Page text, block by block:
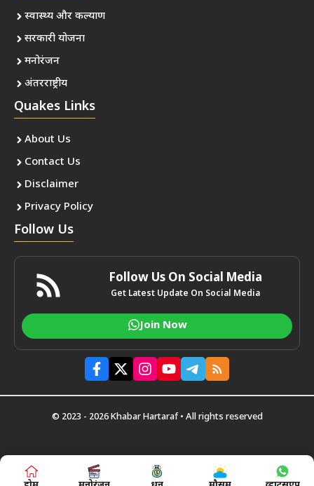
स्वास्थ्य और कल्याण
सरकारी योजना
मनोरंजन
अंतरराष्ट्रीय
Quakes Links
About Us
Contact Us
Disclaimer
Privacy Policy
Follow Us
Follow Us On Social Media
Get Latest Update On Social Media
Join Now
© 2023 - 2026 Khabar Hartaraf • All rights reserved